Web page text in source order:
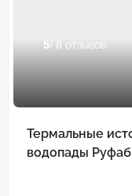
5/ 8 отзывов
Термальные
водопады